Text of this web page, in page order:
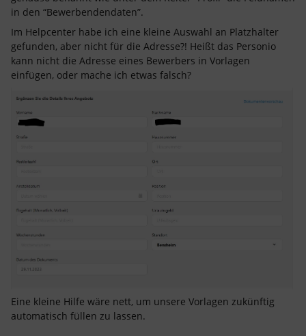
in den “Bewerbendendaten”.
Im Helpcenter habe ich eine kleine Auswahl an Platzhalter
gefunden, aber nicht für die Adresse?! Heißt das Personio
kann nicht die Adresse eines Bewerbers in Vorlagen
einfügen, oder mache ich etwas falsch?
Eine kleine Hilfe wäre nett, um unsere Vorlagen zukünftig
automatisch füllen zu lassen.